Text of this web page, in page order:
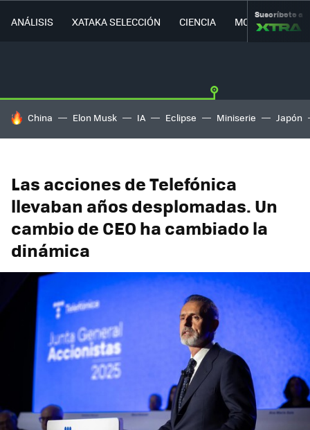
ANÁLISIS XATAKA SELECCIÓN CIENCIA MOVILIDAD
Suscríbete a
HOY SE HABLA DE
China Elon Musk IA Eclipse Miniserie Japón
Las acciones de Telefónica
llevaban años desplomadas. Un
cambio de CEO ha cambiado la
dinámica